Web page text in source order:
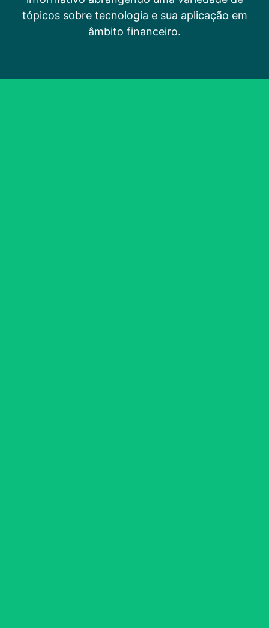
tópicos sobre tecnologia e sua aplicação em
âmbito financeiro.